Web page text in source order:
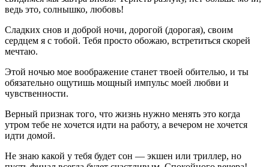
ведь это, солнышко, любовь!
Сладких снов и доброй ночи, дорогой (дорогая), своим
сердцем я с тобой. Тебя просто обожаю, встретиться скорей
мечтаю.
Этой ночью мое воображение станет твоей обителью, и ты
обязательно ощутишь мощный импульс моей любви и
чувственности.
Верный признак того, что жизнь нужно менять это когда
утром тебе не хочется идти на работу, а вечером не хочется
идти домой.
Не знаю какой у тебя будет сон — экшен или триллер, но